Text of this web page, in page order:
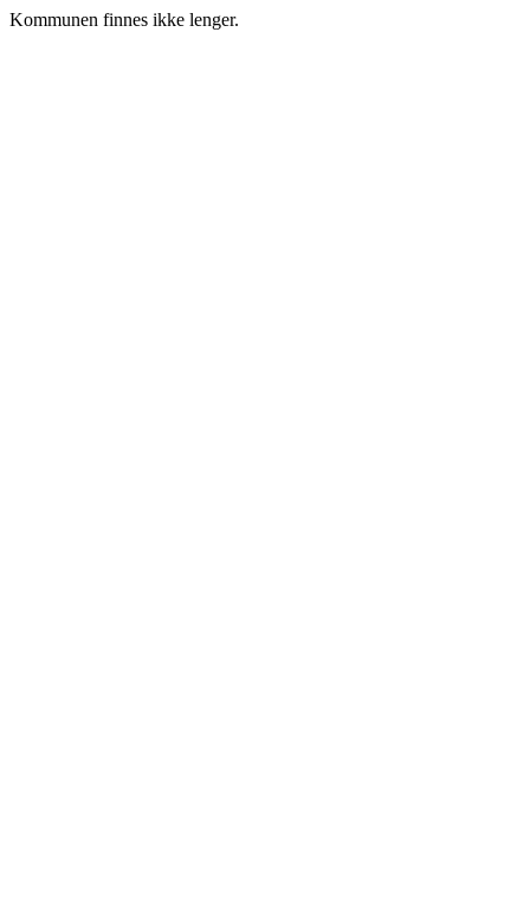
Kommunen finnes ikke lenger.